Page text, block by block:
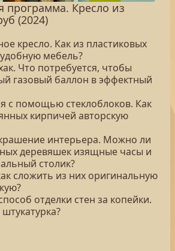
программа. Кресло из
(2024)
кресло. Как из пластиковых
мебель?
Что потребуется, чтобы
газовый баллон в эффектный
с помощью стеклоблоков. Как
кирпичей авторскую
интерьера. Можно ли
деревяшек изящные часы и
столик?
сложить из них оригинальную
отделки стен за копейки.